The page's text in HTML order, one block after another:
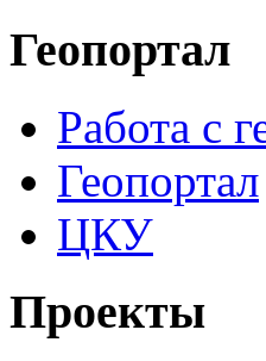
Геопортал
Работа с
Геопортал
ЦКУ
Проекты